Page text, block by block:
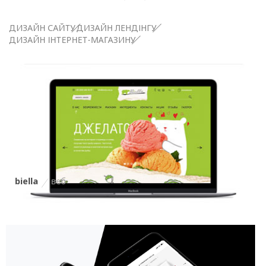
ДИЗАЙН САЙТУДИЗАЙН ЛЕНДІНГУ
ДИЗАЙН ІНТЕРНЕТ-МАГАЗИНУ
biella веб